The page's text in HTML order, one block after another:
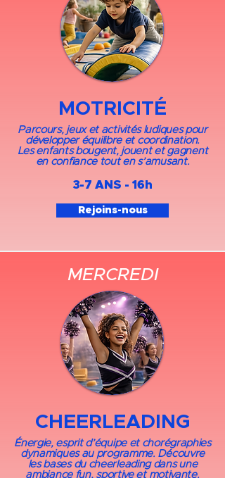
MOTRICITÉ
Parcours, jeux et activités ludiques pour
développer équilibre et coordination.
Les enfants bougent, jouent et gagnent
en confiance tout en s’amusant.
3-7 ANS - 16h​
Rejoins-nous
MERCREDI
CHEERLEADING
Énergie, esprit d’équipe et chorégraphies
dynamiques au programme. Découvre
les bases du cheerleading dans une
ambiance fun, sportive et motivante.